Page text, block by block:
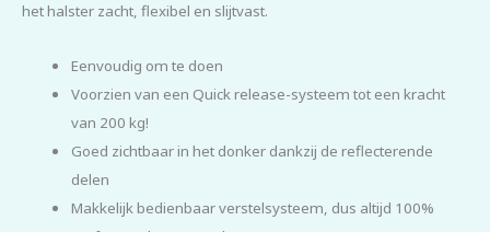
het halster zacht, flexibel en slijtvast.
Eenvoudig om te doen
Voorzien van een Quick release-systeem tot een kracht
van 200 kg!
Goed zichtbaar in het donker dankzij de reflecterende
delen
Makkelijk bedienbaar verstelsysteem, dus altijd 100%